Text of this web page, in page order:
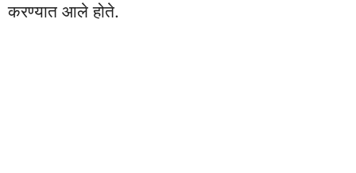
करण्यात आले होते.